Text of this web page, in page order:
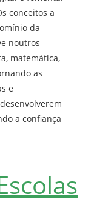
conceitos a
da
noutros
matemática,
as
e
a confiança